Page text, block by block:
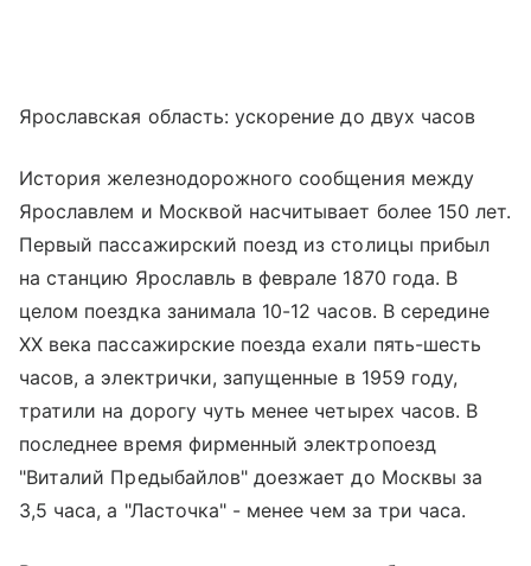
Ярославская область: ускорение до двух часов
История железнодорожного сообщения между
Ярославлем и Москвой насчитывает более 150 лет.
Первый пассажирский поезд из столицы прибыл
на станцию Ярославль в феврале 1870 года. В
целом поездка занимала 10-12 часов. В середине
XX века пассажирские поезда ехали пять-шесть
часов, а электрички, запущенные в 1959 году,
тратили на дорогу чуть менее четырех часов. В
последнее время фирменный электропоезд
"Виталий Предыбайлов" доезжает до Москвы за
3,5 часа, а "Ласточка" - менее чем за три часа.